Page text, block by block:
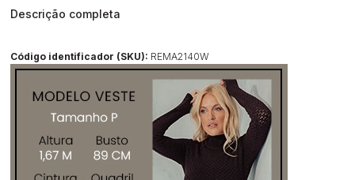
Descrição completa
Código identificador (SKU): REMA2140W